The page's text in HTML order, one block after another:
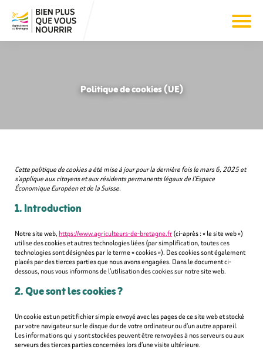
Politique de cookies (UE)
Cette politique de cookies a été mise à jour pour la dernière fois le mars 6, 2025 et
s’applique aux citoyens et aux résidents permanents légaux de l’Espace
Économique Européen et de la Suisse.
1. Introduction
Notre site web, https://www.agriculteurs-de-bretagne.fr(ci-après : « le site web »)
utilise des cookies et autres technologies liées (par simplification, toutes ces
technologies sont désignées par le terme « cookies »). Des cookies sont également
placés par des tierces parties que nous avons engagées. Dans le document ci-
dessous, nous vous informons de l’utilisation des cookies sur notre site web.
2. Que sont les cookies ?
Un cookie est un petit fichier simple envoyé avec les pages de ce site web et stocké
par votre navigateur sur le disque dur de votre ordinateur ou d’un autre appareil.
Les informations qui y sont stockées peuvent être renvoyées à nos serveurs ou aux
serveurs des tierces parties concernées lors d’une visite ultérieure.